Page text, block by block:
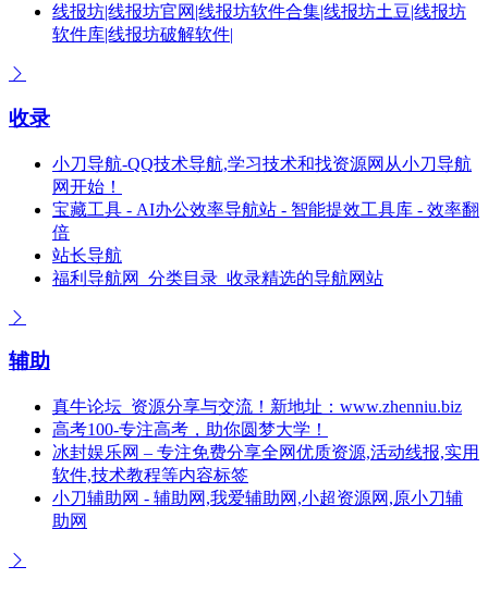
线报坊|线报坊官网|线报坊软件合集|线报坊土豆|线报坊
软件库|线报坊破解软件|
收录
小刀导航-QQ技术导航,学习技术和找资源网从小刀导航
网开始！
宝藏工具 - AI办公效率导航站 - 智能提效工具库 - 效率翻
倍
站长导航
福利导航网_分类目录_收录精选的导航网站
辅助
真牛论坛_资源分享与交流！新地址：www.zhenniu.biz
高考100-专注高考，助你圆梦大学！
冰封娱乐网 – 专注免费分享全网优质资源,活动线报,实用
软件,技术教程等内容标签
小刀辅助网 - 辅助网,我爱辅助网,小超资源网,原小刀辅
助网